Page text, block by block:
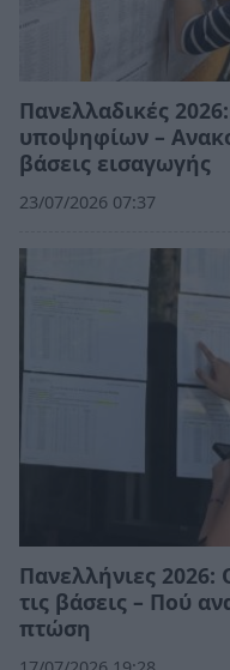
Πανελλαδικές
υποψηφίων –
βάσεις εισαγωγής
23/07/2026 07:37
Πανελλήνιες 2026:
τις βάσεις – Πού
πτώση